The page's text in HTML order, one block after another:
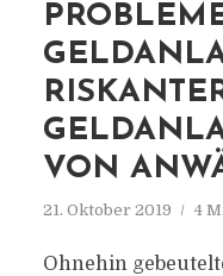
VON
21. Oktober 2019 4
Ohnehin